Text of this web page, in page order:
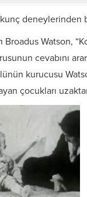
Broadus Watson,
cevabını
kurucusu
çocukları